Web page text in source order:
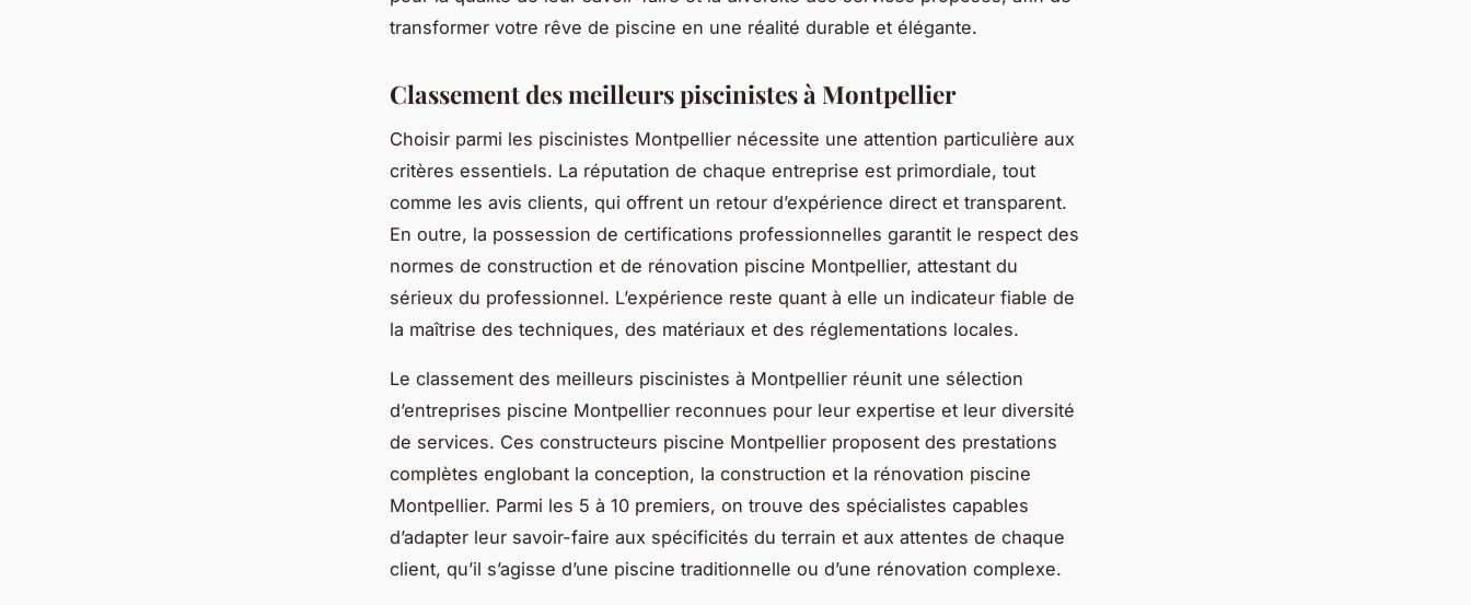
transformer votre rêve de piscine en une réalité durable et élégante.
Classement des meilleurs piscinistes à Montpellier
Choisir parmi les piscinistes Montpellier nécessite une attention particulière aux
critères essentiels. La réputation de chaque entreprise est primordiale, tout
comme les avis clients, qui offrent un retour d’expérience direct et transparent.
En outre, la possession de certifications professionnelles garantit le respect des
normes de construction et de rénovation piscine Montpellier, attestant du
sérieux du professionnel. L’expérience reste quant à elle un indicateur fiable de
la maîtrise des techniques, des matériaux et des réglementations locales.
Le classement des meilleurs piscinistes à Montpellier réunit une sélection
d’entreprises piscine Montpellier reconnues pour leur expertise et leur diversité
de services. Ces constructeurs piscine Montpellier proposent des prestations
complètes englobant la conception, la construction et la rénovation piscine
Montpellier. Parmi les 5 à 10 premiers, on trouve des spécialistes capables
d’adapter leur savoir-faire aux spécificités du terrain et aux attentes de chaque
client, qu’il s’agisse d’une piscine traditionnelle ou d’une rénovation complexe.